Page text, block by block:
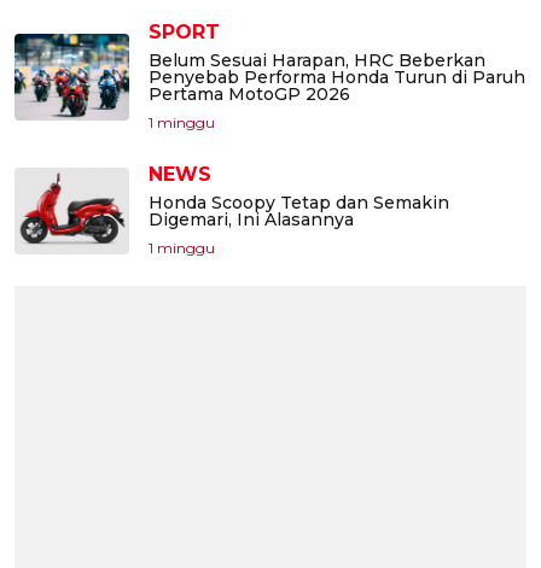
SPORT
Belum Sesuai Harapan, HRC Beberkan
Penyebab Performa Honda Turun di Paruh
Pertama MotoGP 2026
1 minggu
NEWS
Honda Scoopy Tetap dan Semakin
Digemari, Ini Alasannya
1 minggu